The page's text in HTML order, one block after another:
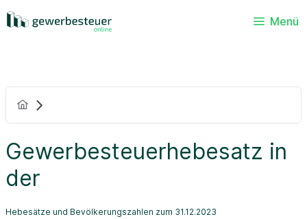
Menü
Gewerbesteuerhebesatz in
der
Hebesätze und Bevölkerungszahlen zum 31.12.2023